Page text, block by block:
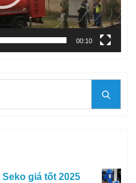
00:10
giá tốt 2025